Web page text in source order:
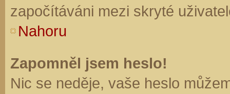
započítáváni mezi skryté
Nahoru
Zapomněl jsem heslo!
Nic se neděje, vaše heslo